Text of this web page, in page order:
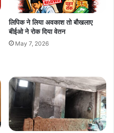
लिपिक ने लिया अवकाश तो बौखलाए
बीईओ ने रोक दिया वेतन
May 7, 2026